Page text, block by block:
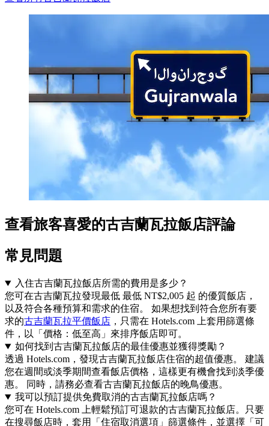
查看旅客喜愛的古吉蘭瓦拉飯店評論
常見問題
入住古吉蘭瓦拉飯店所需的費用是多少？
您可在古吉蘭瓦拉發現最低 最低 NT$2,005 起 的優質飯店，
以及符合各種預算和需求的住宿。 如果想找到符合您所有要
求的古吉蘭瓦拉平價飯店 ，只需在 Hotels.com 上套用篩選條
件，以「價格：低至高」來排序飯店即可。
如何找到古吉蘭瓦拉飯店的最佳優惠並獲得獎勵？
透過 Hotels.com，發現古吉蘭瓦拉飯店住宿的超值優惠。 建議
您在週間或淡季期間查看飯店價格，這樣更有機會找到淡季優
惠。 同時，請務必查看古吉蘭瓦拉飯店的晚鳥優惠。
我可以預訂提供免費取消的古吉蘭瓦拉飯店嗎？
您可在 Hotels.com 上輕鬆預訂可退款的古吉蘭瓦拉飯店。只要
在搜尋飯店時，套用「住宿取消選項」篩選條件，並選擇「可